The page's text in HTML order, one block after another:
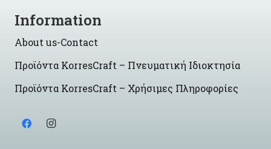
Information
About us-Contact
Προϊόντα KorresCraft – Πνευματική Ιδιοκτησία
Προϊόντα KorresCraft – Χρήσιμες Πληροφορίες